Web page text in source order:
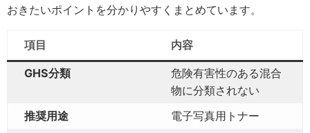
おきたいポイントを分かりやすくまとめています。
項目 内容
GHS分類
危険有害性のある混合
物に分類されない
推奨用途
電子写真用トナー